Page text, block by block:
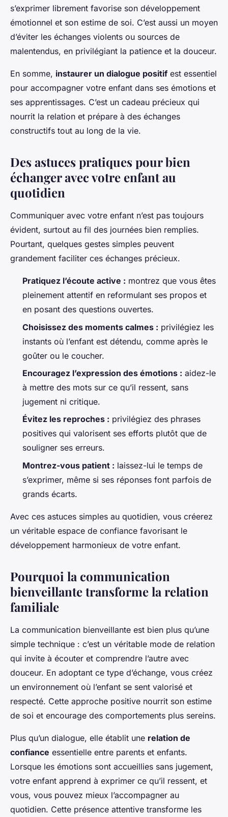
s’exprimer librement favorise son développement
émotionnel et son estime de soi. C’est aussi un moyen
d’éviter les échanges violents ou sources de
malentendus, en privilégiant la patience et la douceur.
En somme, instaurer un dialogue positifest essentiel
pour accompagner votre enfant dans ses émotions et
ses apprentissages. C’est un cadeau précieux qui
nourrit la relation et prépare à des échanges
constructifs tout au long de la vie.
Des astuces pratiques pour bien
échanger avec votre enfant au
quotidien
Communiquer avec votre enfant n’est pas toujours
évident, surtout au fil des journées bien remplies.
Pourtant, quelques gestes simples peuvent
grandement faciliter ces échanges précieux.
Pratiquez l’écoute active : montrez que vous êtes
pleinement attentif en reformulant ses propos et
en posant des questions ouvertes.
Choisissez des moments calmes : privilégiez les
instants où l’enfant est détendu, comme après le
goûter ou le coucher.
Encouragez l’expression des émotions : aidez-le
à mettre des mots sur ce qu’il ressent, sans
jugement ni critique.
Évitez les reproches : privilégiez des phrases
positives qui valorisent ses efforts plutôt que de
souligner ses erreurs.
Montrez-vous patient : laissez-lui le temps de
s’exprimer, même si ses réponses font parfois de
grands écarts.
Avec ces astuces simples au quotidien, vous créerez
un véritable espace de confiance favorisant le
développement harmonieux de votre enfant.
Pourquoi la communication
bienveillante transforme la relation
familiale
La communication bienveillante est bien plus qu’une
simple technique : c’est un véritable mode de relation
qui invite à écouter et comprendre l’autre avec
douceur. En adoptant ce type d’échange, vous créez
un environnement où l’enfant se sent valorisé et
respecté. Cette approche positive nourrit son estime
de soi et encourage des comportements plus sereins.
Plus qu’un dialogue, elle établit une relation de
confiance essentielle entre parents et enfants.
Lorsque les émotions sont accueillies sans jugement,
votre enfant apprend à exprimer ce qu’il ressent, et
vous, vous pouvez mieux l’accompagner au
quotidien. Cette présence attentive transforme les